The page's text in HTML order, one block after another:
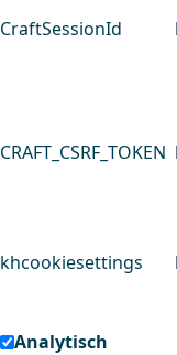
CraftSessionId
CRAFT_CSRF_TOKEN
khcookiesettings
Analytisch